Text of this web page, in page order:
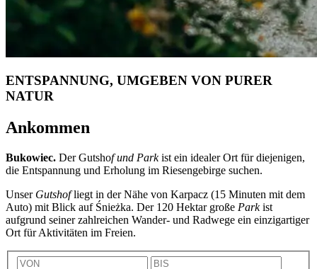
ENTSPANNUNG, UMGEBEN VON PURER
NATUR
Ankommen
Bukowiec. Der Gutshof und Parkist ein idealer Ort für diejenigen,
die Entspannung und Erholung im Riesengebirge suchen.
Unser Gutshofliegt in der Nähe von Karpacz (15 Minuten mit dem
Auto) mit Blick auf Śnieżka. Der 120 Hektar große Parkist
aufgrund seiner zahlreichen Wander- und Radwege ein einzigartiger
Ort für Aktivitäten im Freien.